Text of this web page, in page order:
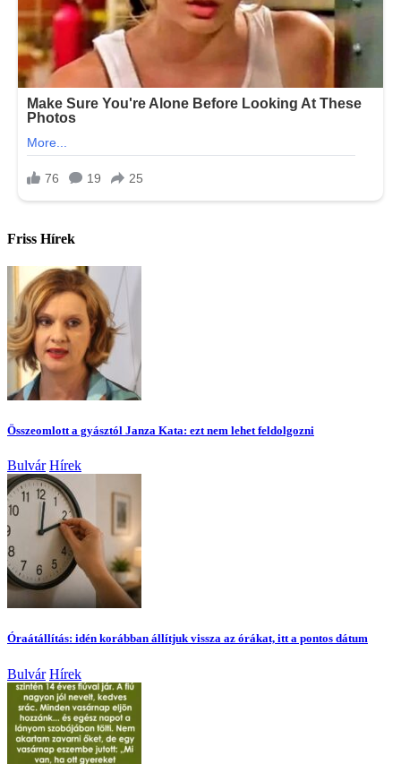
Friss Hírek
Összeomlott a gyásztól Janza Kata: ezt nem lehet feldolgozni
Bulvár Hírek
Óraátállítás: idén korábban állítjuk vissza az órákat, itt a pontos dátum
Bulvár Hírek